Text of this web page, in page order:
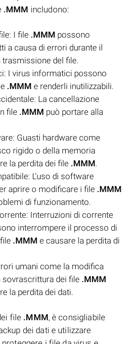
.MMM includono:
I file .MMM possono
a causa di errori durante il
trasmissione del file.
I virus informatici possono
.MMM e renderli inutilizzabili.
La cancellazione
file .MMM può portare alla
Guasti hardware come
rigido o della memoria
la perdita dei file .MMM.
L'uso di software
aprire o modificare i file .MMM
di funzionamento.
Interruzioni di corrente
interrompere il processo di
.MMM e causare la perdita di
umani come la modifica
sovrascrittura dei file .MMM
la perdita dei dati.
file .MMM, è consigliabile
dei dati e utilizzare